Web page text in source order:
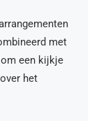
met
een kijkje
het